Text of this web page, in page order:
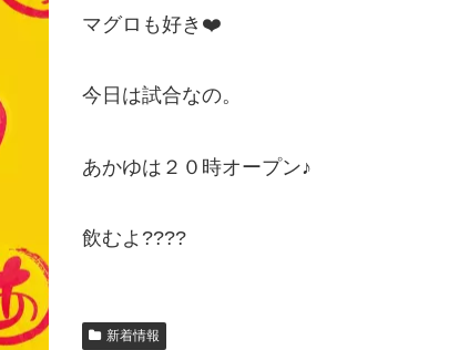
マグロも好き❤️
今日は試合なの。
あかゆは２０時オープン♪
飲むよ????
新着情報